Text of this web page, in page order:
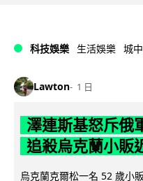
科技娛樂 生活娛樂 城
Lawton 1 日
澤連斯基怒斥俄
追殺烏克蘭小販
烏克蘭克爾松一名 52 歲小